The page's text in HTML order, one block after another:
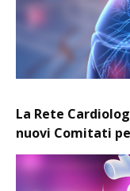
La Rete
nuovi Comitati